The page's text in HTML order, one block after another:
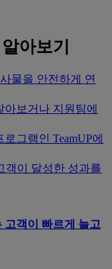
아보기
물을 안전하게 연
아보거나 지원팀에
그램인 TeamUP에
객이 달성한 성과를
고객이 빠르게 늘고